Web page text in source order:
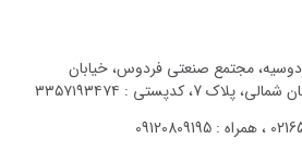
مجتمع صنعتی فردوس، خیابان
7، کدپستی : ۳۳۵۷۱۹۳۴۷۴